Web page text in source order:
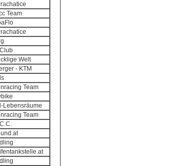
Team
Welt
- KTM
Team
Lebensräume
Team